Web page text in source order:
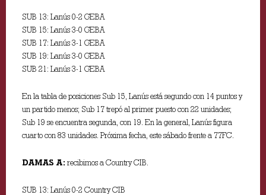
SUB 13: Lanús 0-2 GEBA
SUB 15: Lanús 3-0 GEBA
SUB 17: Lanús 3-1 GEBA
SUB 19: Lanús 3-0 GEBA
SUB 21: Lanús 3-1 GEBA
En la tabla de posiciones Sub 15, Lanús está segundo con 14 puntos y
un partido menos; Sub 17 trepó al primer puesto con 22 unidades;
Sub 19 se encuentra segunda, con 19. En la general, Lanús figura
cuarto con 83 unidades. Próxima fecha, este sábado frente a 77FC.
DAMAS A: recibimos a Country CIB.
SUB 13: Lanús 0-2 Country CIB